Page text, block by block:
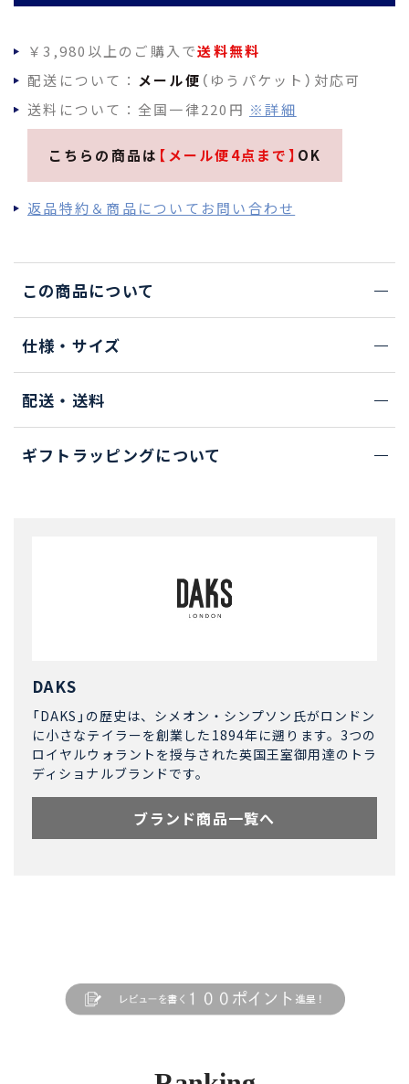
￥3,980以上のご購入で送料無料
配送について： メール便 （ゆうパケット）対応可
送料について：全国一律220円 ※詳細
こちらの商品は 【メール便4点まで】 OK
返品特約＆商品についてお問い合わせ
この商品について
仕様・サイズ
配送・送料
ギフトラッピングについて
DAKS
「DAKS」の歴史は、シメオン・シンプソン氏がロンドン
に小さなテイラーを創業した1894年に遡ります。3つの
ロイヤルウォラントを授与された英国王室御用達のトラ
ディショナルブランドです。
ブランド商品一覧へ